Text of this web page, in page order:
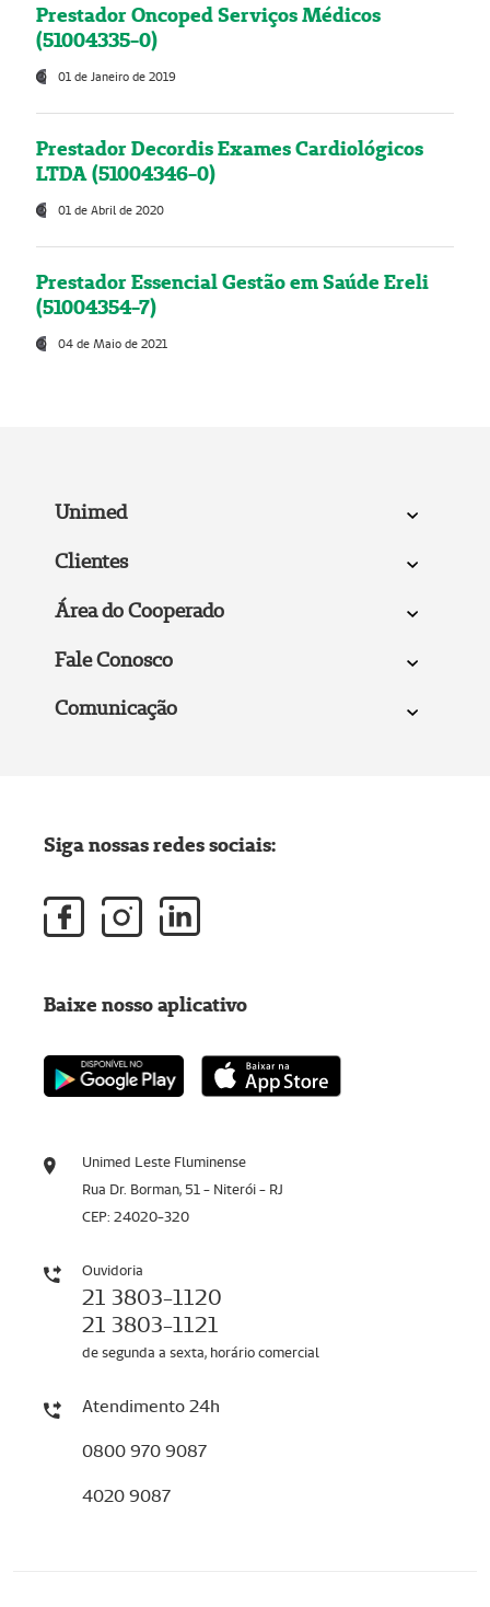
Prestador Oncoped Serviços Médicos
(51004335-0)
01 de Janeiro de 2019
Prestador Decordis Exames Cardiológicos
LTDA (51004346-0)
01 de Abril de 2020
Prestador Essencial Gestão em Saúde Ereli
(51004354-7)
04 de Maio de 2021
Unimed
Clientes
Área do Cooperado
Fale Conosco
Comunicação
Unimed Leste Fluminense
Rua Dr. Borman, 51 - Niterói - RJ
CEP: 24020-320
Ouvidoria
21 3803-1120
21 3803-1121
de segunda a sexta, horário comercial
Atendimento 24h
0800 970 9087
4020 9087
Siga nossas redes sociais:
Baixe nosso aplicativo